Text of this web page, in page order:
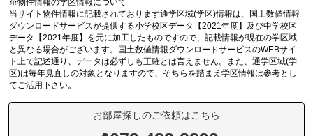
※物件情報の学区情報について
当サイト物件情報に記載されております通学区域(学区)情報は、国土数値情報
ダウンロードサービスが提供する小学校区データ【2021年度】及び中学校区
データ【2021年度】を元に加工したものですので、記載情報が現在の学区域
と異なる場合がございます。国土数値情報ダウンロードサービスのWEBサイ
ト上で記述通り、データは必ずしも正確とは言えません。また、通学区域(学
区)は毎年見直しの対象となりますので、そちらを踏まえ学区情報は参考とし
てご活用下さい。
お部屋探しのご依頼はこちら